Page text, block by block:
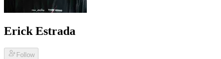
Erick Estrada
Follow